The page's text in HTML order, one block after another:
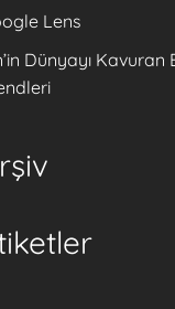
Lens
Dünyayı Kavuran